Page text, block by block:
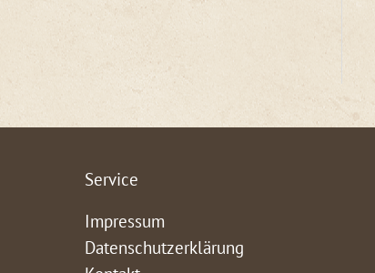
Service
Impressum
Datenschutzerklärung